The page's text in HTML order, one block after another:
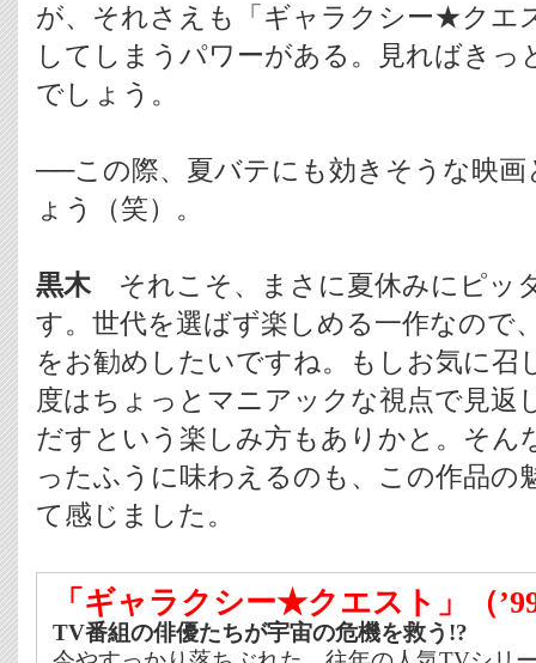
が、それさえも「ギャラクシー★クエ
してしまうパワーがある。見ればきっ
でしょう。
──この際、夏バテにも効きそうな映
ょう（笑）。
黒木それこそ、まさに夏休みにピッ
す。世代を選ばず楽しめる一作なので
をお勧めしたいですね。もしお気に召
度はちょっとマニアックな視点で見返
だすという楽しみ方もありかと。そん
ったふうに味わえるのも、この作品の
て感じました。
「ギャラクシー★クエスト」（
TV番組の俳優たちが宇宙の危機を救う!?